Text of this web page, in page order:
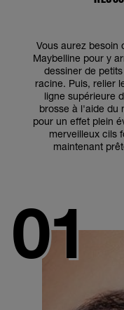
Vous aurez besoin
Maybelline pour y
dessiner de
racine. Puis, relier
ligne supérieure
brosse à l'aide du
pour un effet plein
merveilleux cils
maintenant